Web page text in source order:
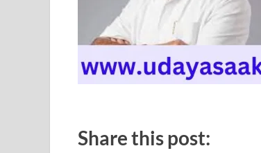
Share this post: